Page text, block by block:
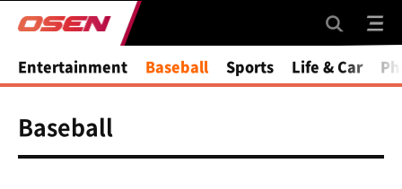
Entertainment Baseball Sports Life & Car
Baseball